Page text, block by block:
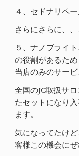
４、セドナリペ
さらにさらに、、
５、ナノブライ
の役割があるため
当店のみのサー
全国のJC取扱サ
たセットになり
ます。
気になってたけ
客様この機会にぜ